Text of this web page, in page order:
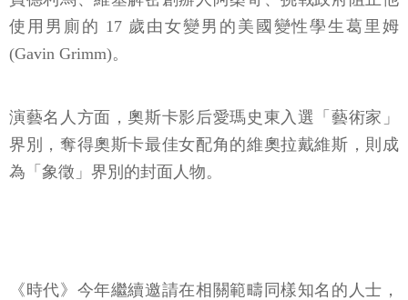
使用男廁的 17 歲由女變男的美國變性學生葛里姆
(Gavin Grimm)。
演藝名人方面，奧斯卡影后愛瑪史東入選「藝術家」
界別，奪得奧斯卡最佳女配角的維奧拉戴維斯，則成
為「象徵」界別的封面人物。
《時代》今年繼續邀請在相關範疇同樣知名的人士，